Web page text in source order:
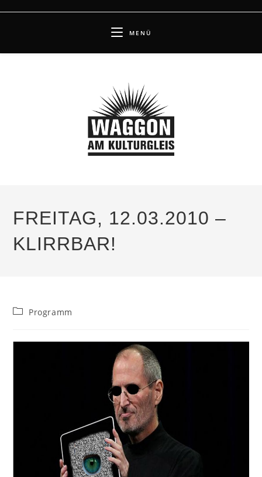
MENÜ
FREITAG, 12.03.2010 –
KLIRRBAR!
Beitrags-
Programm